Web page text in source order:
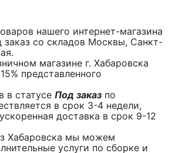
нашего интернет-магазина
заказ со складов Москвы, Санкт-
магазине г. Хабаровска
представленного
в статусе Под заказ по
в срок 3-4 недели,
доставка в срок 9-12
Хабаровска мы можем
услуги по сборке и